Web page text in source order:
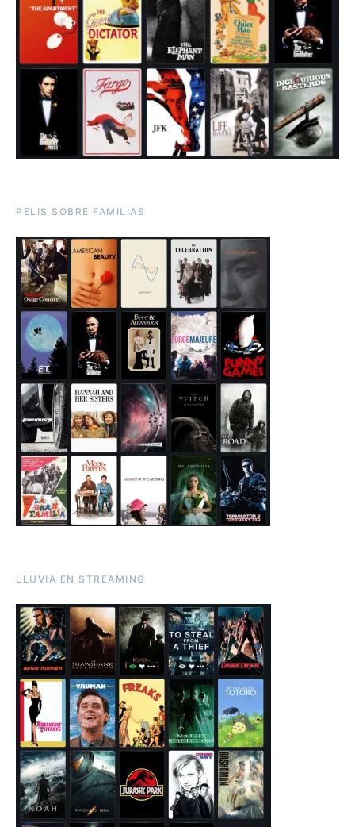
PELIS SOBRE FAMILIAS
LLUVIA EN STREAMING